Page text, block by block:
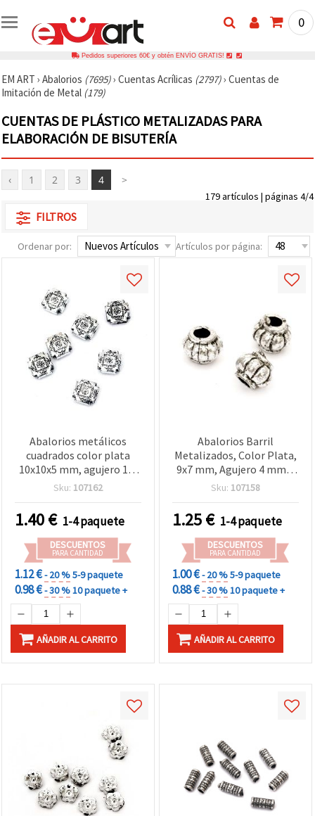
0
Pedidos superiores 60€ y obtén ENVÍO GRATIS!
EM ART › Abalorios (7695)› Cuentas Acrílicas (2797)› Cuentas de
Imitación de Metal (179)
CUENTAS DE PLÁSTICO METALIZADAS PARA
ELABORACIÓN DE BISUTERÍA
‹ 1 2 3 4 >
179 artículos | páginas 4/4
FILTROS
Ordenar por: Artículos por página:
Abalorios metálicos
cuadrados color plata
10x10x5 mm, agujero 1,5
mm, 50 g (~160 uds) para
Sku: 107162
1.40€ 1-4 paquete
DESCUENTOS
PARA CANTIDAD
1.12 €- 20 %5-9 paquete
0.98 €- 30 %10 paquete +
AÑADIR AL CARRITO
Abalorios Barril
Metalizados, Color Plata,
9x7 mm, Agujero 4 mm –
50 g (~240 uds)
Sku: 107158
1.25€ 1-4 paquete
DESCUENTOS
PARA CANTIDAD
1.00 €- 20 %5-9 paquete
0.88 €- 30 %10 paquete +
AÑADIR AL CARRITO